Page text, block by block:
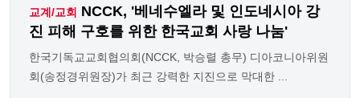
교계/교회 NCCK, '베네수엘라 및 인도네시아 강
진 피해 구호를 위한 한국교회 사랑 나눔'
한국기독교교회협의회(NCCK, 박승렬 총무) 디아코니아위원
회(송정경위원장)가 최근 강력한 지진으로 막대한 ...